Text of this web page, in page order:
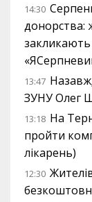
14:30
донорства:
закликають
13:47
ЗУНУ Олег
13:18 На
пройти
лікарень)
12:30